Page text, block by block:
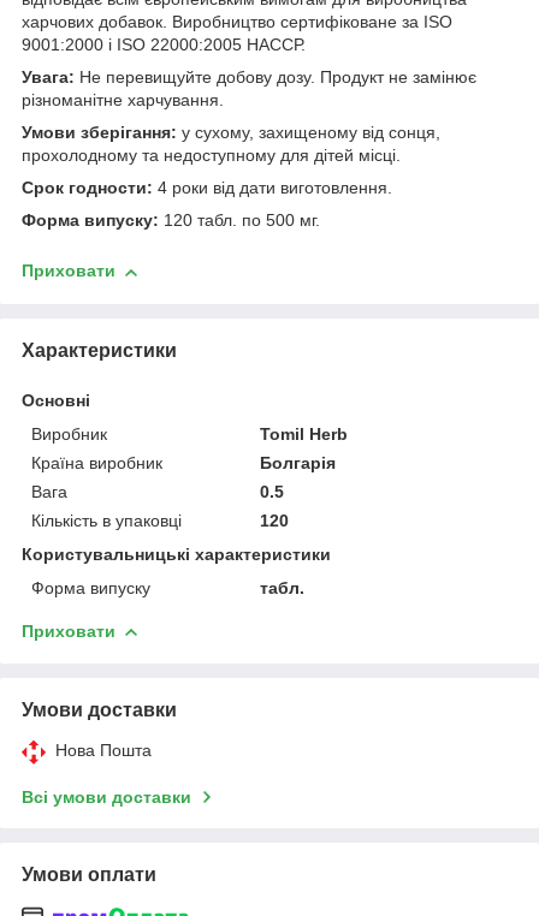
харчових добавок. Виробництво сертифіковане за ISO
9001:2000 і ISO 22000:2005 НАССР.
Увага: Не перевищуйте добову дозу. Продукт не замінює
різноманітне харчування.
Умови зберігання: у сухому, захищеному від сонця,
прохолодному та недоступному для дітей місці.
Срок годности: 4 роки від дати виготовлення.
Форма випуску: 120 табл. по 500 мг.
Приховати
Характеристики
Основні
Виробник
Tomil Herb
Країна виробник
Болгарія
Вага
0.5
Кількість в упаковці
120
Користувальницькі характеристики
Форма випуску
табл.
Приховати
Умови доставки
Нова Пошта
Всі умови доставки
Умови оплати